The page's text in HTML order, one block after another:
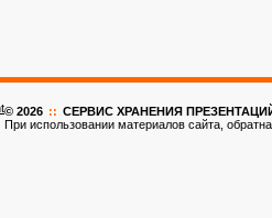
© 2026 :: CЕРВИС ХРАНЕНИЯ ПРЕЗЕНТАЦИЙ
При использовании материалов сайта,